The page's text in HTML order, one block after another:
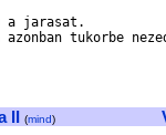
a jarasat.
tukorbe
II (mind)